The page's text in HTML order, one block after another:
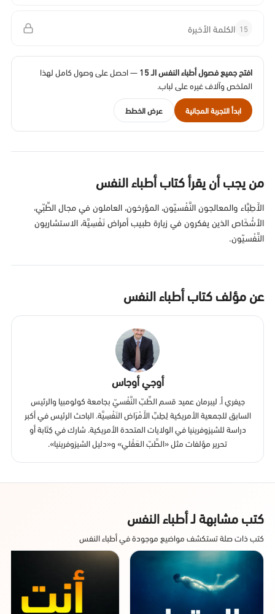
15 الكلمة الأخيرة
افتح جميع فصول أطباء النفس الـ 15
— احصل على وصول كامل لهذا
الملخص وآلاف غيره على لباب.
ابدأ التجربة المجانية عرض الخطط
من يجب أن يقرأ كتاب أطباء النفس
الأَطِبَّاء والمعالجون النَّفْسيّون، المؤرخون، العاملون في مجال الطِّبّي،
الأشْخَاص الذين يفكرون في زيارة طبيب أمراض نَفْسِيَّة، الاستشاريون
النَّفْسيّون.
عن مؤلف كتاب أطباء النفس
أوجي أوجاس
جيفري أ. ليبرمان عميد قسم الطِّبّ النَّفْسيّ بجامعة كولومبيا والرئيس
السابق للجمعية الأمريكية لِطِبِّ الأَمْرَاض النَفْسِيَّة. الباحث الرئيس في أكبر
دراسة للشيزوفرينيا في الولايات المتحدة الأمريكية. شارك في كِتَابة أو
تحرير مؤلفات مثل «الطِّبّ العَقْلي» و«دليل الشيزوفرينيا».
كتب مشابهة لـ أطباء النفس
كتب ذات صلة تستكشف مواضيع موجودة في أطباء النفس